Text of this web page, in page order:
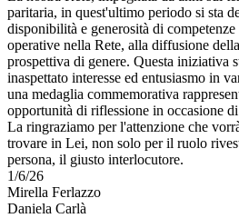
paritaria, in quest'ultimo periodo si sta
disponibilità e generosità di
operative nella Rete, alla diffusione
prospettiva di genere. Questa iniziativa
inaspettato interesse ed entusiasmo in
una medaglia commemorativa
opportunità di riflessione in occasione
La ringraziamo per l'attenzione che
trovare in Lei, non solo per il ruolo
persona, il giusto interlocutore.
1/6/26
Mirella Ferlazzo
Daniela Carlà